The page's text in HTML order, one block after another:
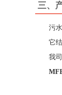
三、
污水
它结构
我司